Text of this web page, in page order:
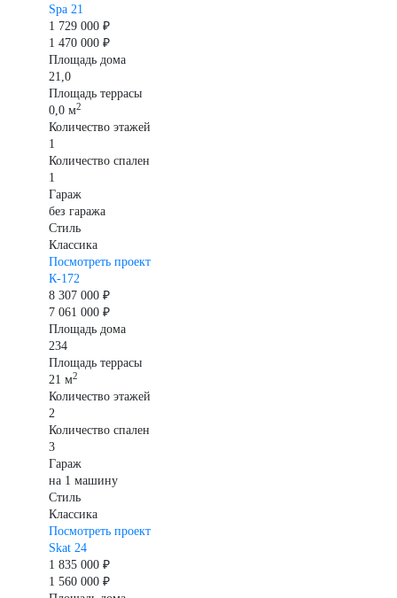
Spa 21
1 729 000 ₽
1 470 000 ₽
Площадь дома
21,0
Площадь террасы
0,0 м2
Количество этажей
1
Количество спален
1
Гараж
без гаража
Стиль
Классика
Посмотреть проект
К-172
8 307 000 ₽
7 061 000 ₽
Площадь дома
234
Площадь террасы
21 м2
Количество этажей
2
Количество спален
3
Гараж
на 1 машину
Стиль
Классика
Посмотреть проект
Skat 24
1 835 000 ₽
1 560 000 ₽